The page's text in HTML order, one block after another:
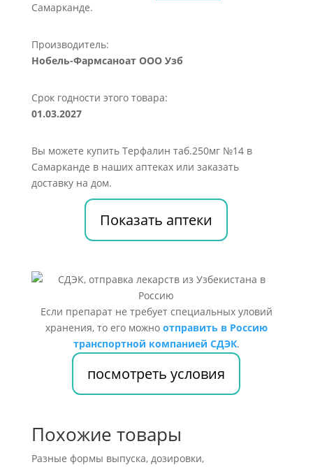
Самарканде.
Производитель:
Нобель-Фармсаноат ООО Узб
Срок годности этого товара:
01.03.2027
Вы можете купить Терфалин таб.250мг №14 в
Самарканде в наших аптеках или заказать
доставку на дом.
Показать аптеки
Если препарат не требует специальных уловий
хранения, то его можно отправить в Россию
транспортной компанией СДЭК.
посмотреть условия
Похожие товары
Разные формы выпуска, дозировки,